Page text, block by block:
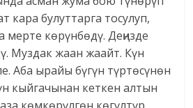
кара булуттарга тосулуп,
мерте көрүнбөдү. Деңизде
Муздак жаан жаайт. Күн
Аба ырайы бүгүн түртөсүнөн
кыйгачынан кеткен алтын